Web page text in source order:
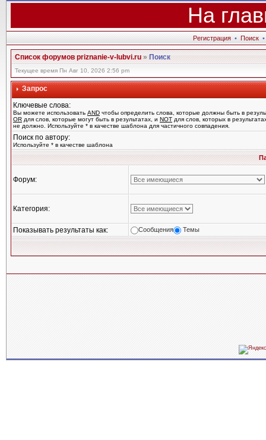
На
Регистрация • Поиск •
Список форумов priznanie-v-lubvi.ru»Поиск
Текущее время Пн Авг 10, 2026 2:56 pm
Запрос
Ключевые слова:
Вы можете использовать AND чтобы определить слова, которые должны быть в
OR для слов, которые могут быть в результатах, и NOT для слов, которых в
не должно. Используйте * в качестве шаблона для частичного совпадения.
Поиск по автору:
Используйте * в качестве шаблона
Форум:
Категория:
Показывать результаты как: Сообщения Темы